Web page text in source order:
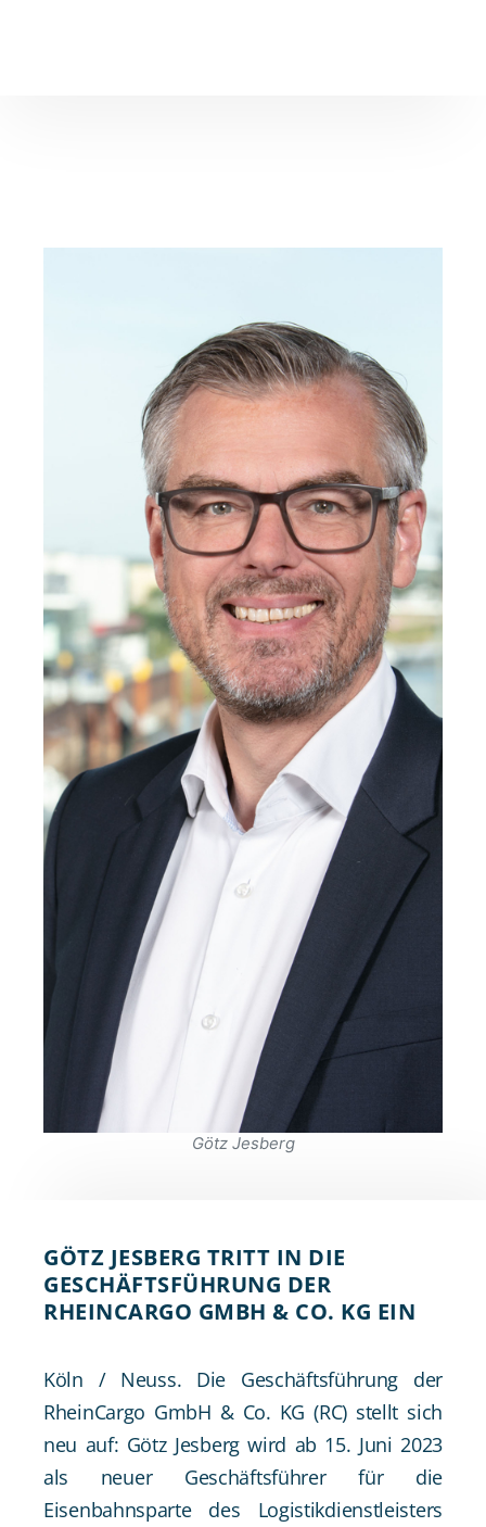
Götz Jesberg
GÖTZ JESBERG TRITT IN DIE
GESCHÄFTSFÜHRUNG DER
RHEINCARGO GMBH & CO. KG EIN
Köln / Neuss. Die Geschäftsführung der
RheinCargo GmbH & Co. KG (RC) stellt sich
neu auf: Götz Jesberg wird ab 15. Juni 2023
als neuer Geschäftsführer für die
Eisenbahnsparte des Logistikdienstleisters